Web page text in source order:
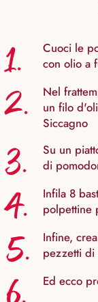
1.
Cuoci le
con olio a
2.
Nel
un filo
Siccagno
3.
Su un
di
4.
Infila 8
polpettine
5.
Infine,
pezzetti di
Ed ecco